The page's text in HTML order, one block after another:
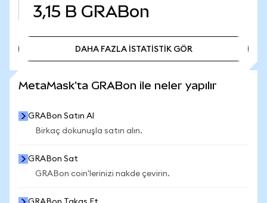
3,15 B GRABon
DAHA FAZLA İSTATİSTİK GÖR
MetaMask'ta GRABon ile neler yapılır
GRABon Satın Al
Birkaç dokunuşla satın alın.
GRABon Sat
GRABon coin'lerinizi nakde çevirin.